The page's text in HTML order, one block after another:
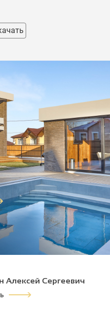
Алексей Сергеевич